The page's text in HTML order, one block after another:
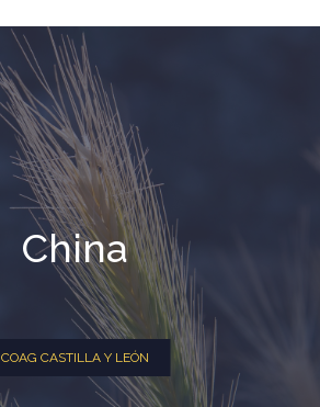
China
COAG CASTILLA Y LEÓN